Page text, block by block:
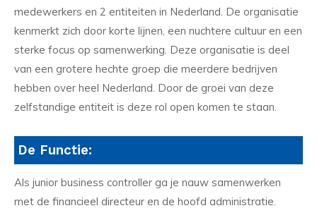
medewerkers en 2 entiteiten in Nederland. De organisatie
kenmerkt zich door korte lijnen, een nuchtere cultuur en een
sterke focus op samenwerking. Deze organisatie is deel
van een grotere hechte groep die meerdere bedrijven
hebben over heel Nederland. Door de groei van deze
zelfstandige entiteit is deze rol open komen te staan.
De Functie:
Als junior business controller ga je nauw samenwerken
met de financieel directeur en de hoofd administratie.